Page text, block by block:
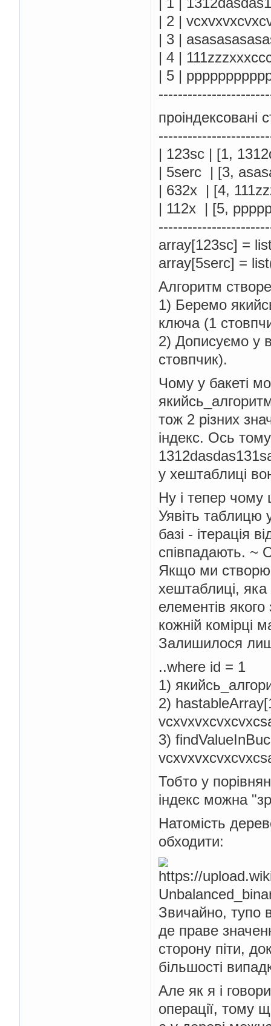
| 2 |
| 3 |
| 4 |
| 5 |
проіндексовані
| 123sc | [1,
| 5serc | [3,
| 632x | [4,
| 112x | [5,
array[123sc] =
array[5serc] =
Алгоритм
1) Беремо
ключа (1
2) Дописуємо у
стовпчик).
Чому у бакеті
тож 2 різних
індекс. Ось
у хештаблиці
Ну і тепер
Уявіть таблицю
базі - ітерація
співпадають. ~
Якщо ми
хештаблиці, яка
елементів
кожній комірці
Залишилося
..where id = 1
1)
2)
3)
Тобто у
індекс можна
Натомість
обходити:
Звичайно, тупо
де праве
сторону піти,
більшості
Але як я і
операції, тому